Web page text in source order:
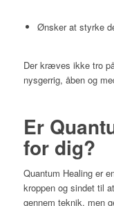
Ønsker at styrke
Der kræves ikke tro
nysgerrig, åben og
Er
for dig?
Quantum Healing er
kroppen og sindet til
gennem teknik, men